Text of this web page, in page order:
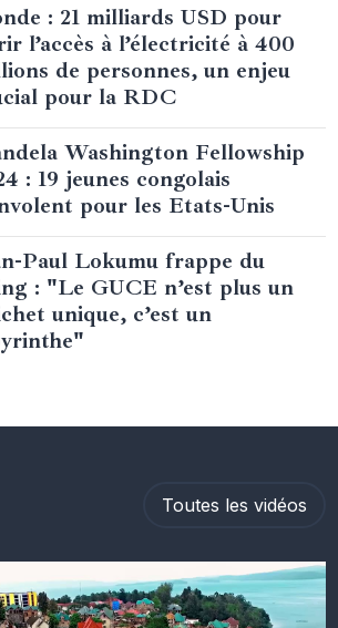
: 21 milliards USD pour
l’accès à l’électricité à 400
de personnes, un enjeu
pour la RDC
Washington Fellowship
: 19 jeunes congolais
pour les Etats-Unis
Paul Lokumu frappe du
: "Le GUCE n’est plus un
unique, c’est un
Toutes les vidéos